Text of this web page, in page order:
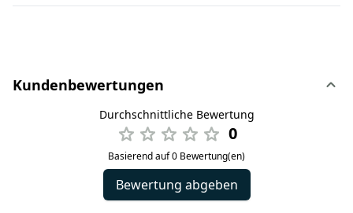
Kundenbewertungen
Durchschnittliche Bewertung
0
Basierend auf 0 Bewertung(en)
Bewertung abgeben